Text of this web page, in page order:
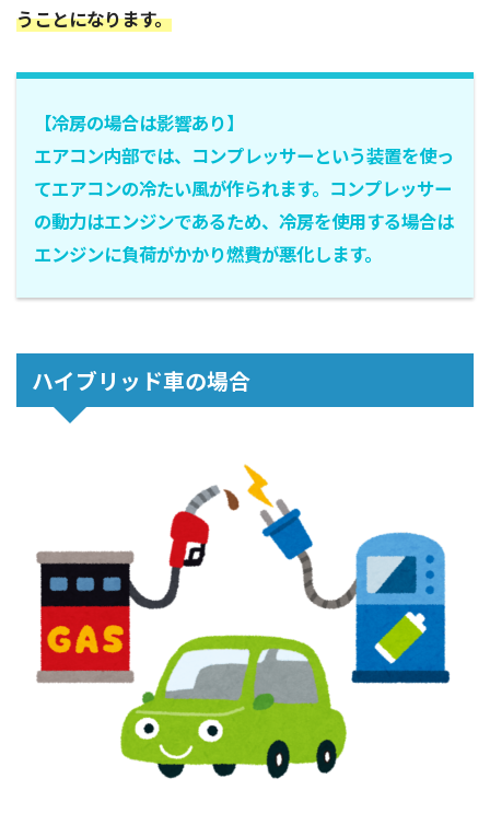
うことになります。
【冷房の場合は影響あり】
エアコン内部では、コンプレッサーという装置を使っ
てエアコンの冷たい風が作られます。 コンプレッサー
の動力はエンジンであるため、冷房を使用する場合は
エンジンに負荷がかかり燃費が悪化します。
ハイブリッド車の場合